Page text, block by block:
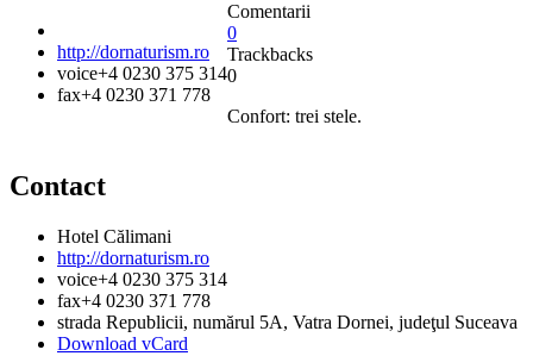
http://dornaturism.ro
voice+4 0230 375 314
fax+4 0230 371 778
Comentarii
0
Trackbacks
0
Confort: trei stele.
Contact
Hotel Călimani
http://dornaturism.ro
voice+4 0230 375 314
fax+4 0230 371 778
strada Republicii, numărul 5A, Vatra Dornei, judeţul Suceava
Download vCard